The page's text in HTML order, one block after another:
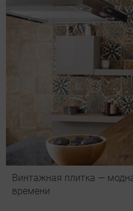
Винтажная плитка —
времени